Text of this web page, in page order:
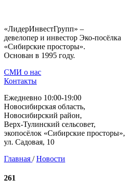
«ЛидерИнвестГрупп» –
девелопер и инвестор Эко-посёлка
«Сибирские просторы».
Основан в 1995 году.
СМИ о нас
Контакты
Ежедневно 10:00-19:00
Новосибирская область,
Новосибирский район,
Верх-Тулинский сельсовет,
экопосёлок «Сибирские просторы»,
ул. Садовая, 10
Главная / Новости
261